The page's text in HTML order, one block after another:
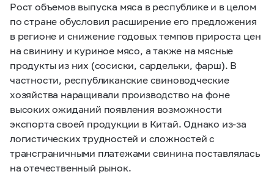
Рост объемов выпуска мяса в республике и в целом
по стране обусловил расширение его предложения
в регионе и снижение годовых темпов прироста цен
на свинину и куриное мясо, а также на мясные
продукты из них (сосиски, сардельки, фарш). В
частности, республиканские свиноводческие
хозяйства наращивали производство на фоне
высоких ожиданий появления возможности
экспорта своей продукции в Китай. Однако из-за
логистических трудностей и сложностей с
трансграничными платежами свинина поставлялась
на отечественный рынок.